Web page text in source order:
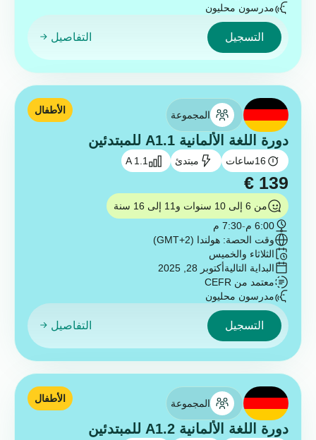
مدرسون محليون
التسجيل التفاصيل
المجموعة
دورة اللغة الألمانية A1.1 للمبتدئين
16ساعات مبتدئ A 1.1
الأطفال
€ 139
من 6 إلى 10 سنوات و11 إلى 16 سنة
6:00 م
-7:30 م
وقت الحصة: هولندا (GMT+2)
الثلاثاء والخميس
البداية التاليةأكتوبر 28, 2025
معتمد من CEFR
مدرسون محليون
التسجيل التفاصيل
المجموعة
دورة اللغة الألمانية A1.2 للمبتدئين
الأطفال